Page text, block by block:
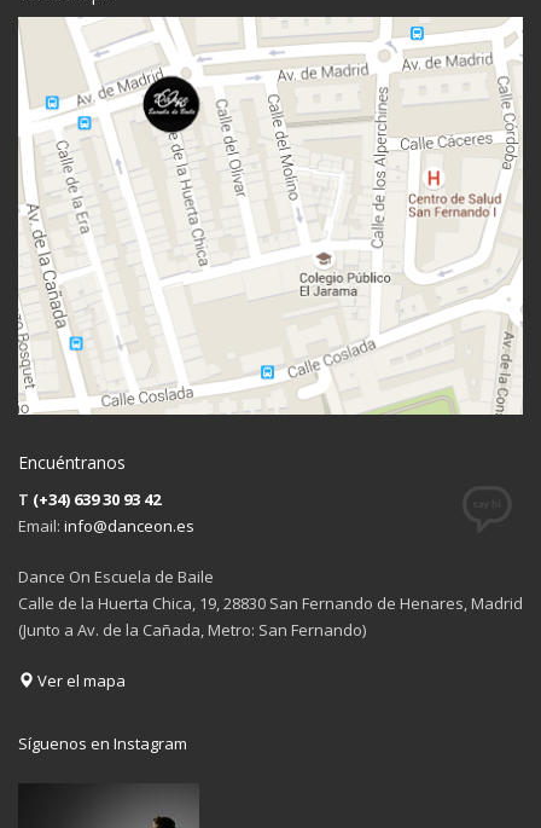
Encuéntranos
T (+34) 639 30 93 42
Email: info@danceon.es
Dance On Escuela de Baile
Calle de la Huerta Chica, 19, 28830 San Fernando de Henares, Madrid
(Junto a Av. de la Cañada, Metro: San Fernando)
Ver el mapa
Síguenos en Instagram